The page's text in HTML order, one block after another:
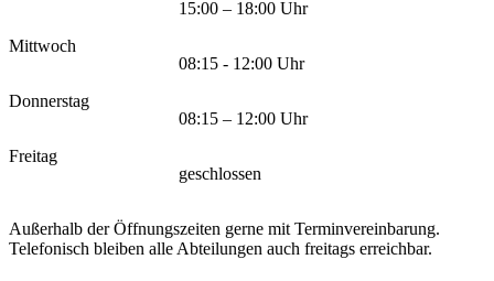
15:00 – 18:00 Uhr
Mittwoch
08:15 - 12:00 Uhr
Donnerstag
08:15 – 12:00 Uhr
Freitag
geschlossen
Außerhalb der Öffnungszeiten gerne mit Terminvereinbarung.
Telefonisch bleiben alle Abteilungen auch freitags erreichbar.